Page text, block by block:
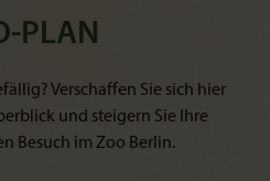
PLAN
Verschaffen Sie sich hier
und steigern Sie Ihre
Besuch im Zoo Berlin.